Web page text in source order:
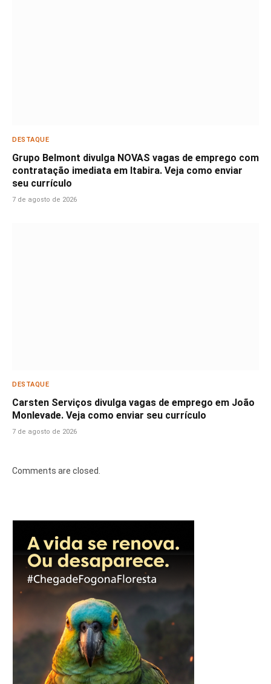
DESTAQUE
Grupo Belmont divulga NOVAS vagas de emprego com
contratação imediata em Itabira. Veja como enviar
seu currículo
7 de agosto de 2026
DESTAQUE
Carsten Serviços divulga vagas de emprego em João
Monlevade. Veja como enviar seu currículo
7 de agosto de 2026
Comments are closed.